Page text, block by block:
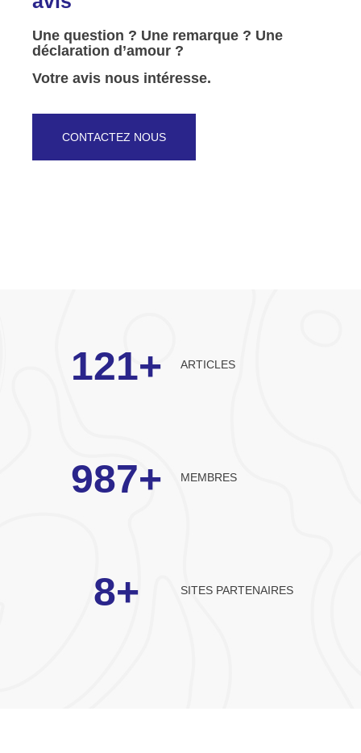
Une question ? Une remarque ? Une
déclaration d’amour ?
Votre avis nous intéresse.
CONTACTEZ NOUS
121+ ARTICLES
987+ MEMBRES
8+ SITES PARTENAIRES